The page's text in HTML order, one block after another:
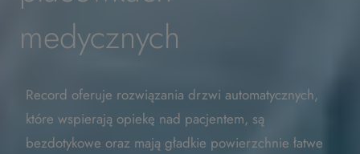
medycznych
Record oferuje rozwiązania drzwi automatycznych,
które wspierają opiekę nad pacjentem, są
bezdotykowe oraz mają gładkie powierzchnie łatwe